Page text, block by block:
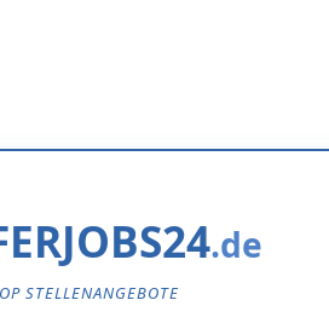
STELLENANGEBOTE